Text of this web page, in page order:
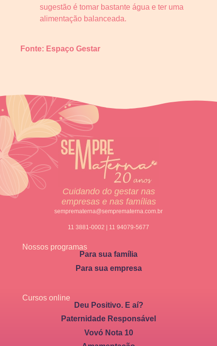
sugestão é tomar bastante água e ter uma
alimentação balanceada.
Fonte: Espaço Gestar
Cuidando do gestar nas
empresas e nas famílias
semprematerna@semprematerna.com.br
11 3881-0002 | 11 94079-5677
Nossos programas
Para sua família
Para sua empresa
Cursos online
Deu Positivo. E aí?
Paternidade Responsável
Vovó Nota 10